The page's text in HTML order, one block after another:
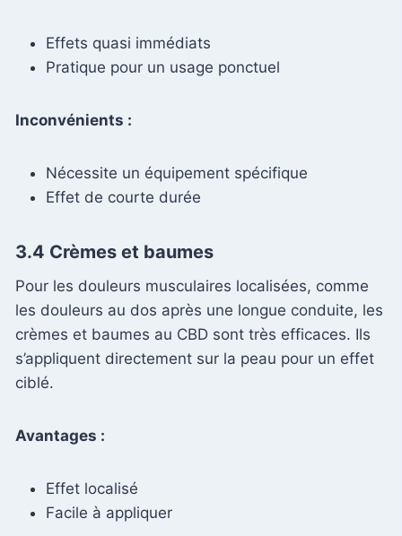
Effets quasi immédiats
Pratique pour un usage ponctuel
Inconvénients :
Nécessite un équipement spécifique
Effet de courte durée
3.4 Crèmes et baumes
Pour les douleurs musculaires localisées, comme
les douleurs au dos après une longue conduite, les
crèmes et baumes au CBD sont très efficaces. Ils
s’appliquent directement sur la peau pour un effet
ciblé.
Avantages :
Effet localisé
Facile à appliquer